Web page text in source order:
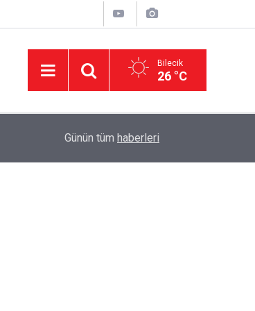
Bilecik
26 °C
Müftü Arpacı Yaz Kur'an Kurslarını Ziyaret Etti
Günün tüm haberleri